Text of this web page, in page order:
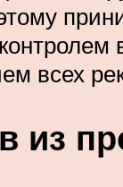
всех
из